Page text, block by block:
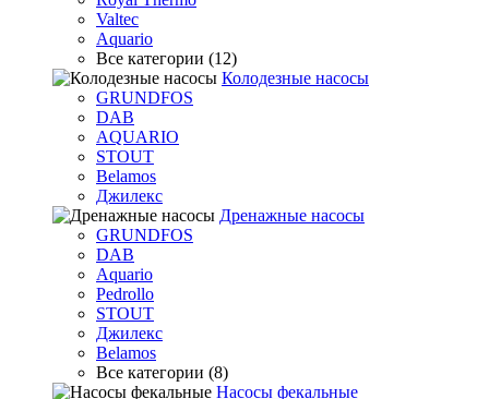
Valtec
Aquario
Все категории (12)
Колодезные насосы
GRUNDFOS
DAB
AQUARIO
STOUT
Belamos
Джилекс
Дренажные насосы
GRUNDFOS
DAB
Aquario
Pedrollo
STOUT
Джилекс
Belamos
Все категории (8)
Насосы фекальные